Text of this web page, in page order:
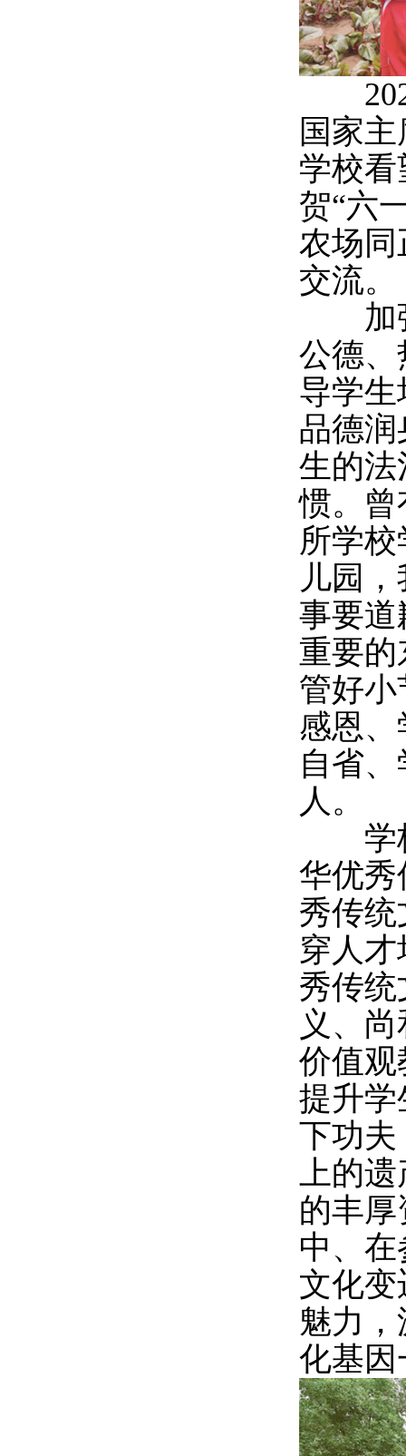
2023
国家
学校
贺“六
农场同
交流
加强
公德、
导学
品德
生的法
惯。曾
所学
儿园
事要道
重要的
管好
感恩
自省
人。
学校
华优秀
秀传
穿人
秀传
义、
价值观
提升学
下功夫
上的遗
的丰
中、
文化
魅力
化基因